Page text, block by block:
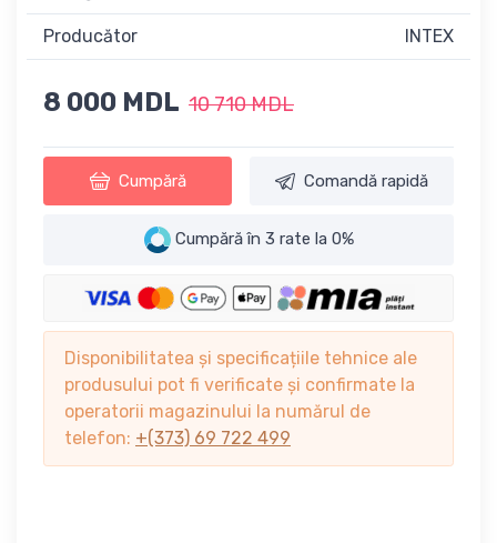
Producător INTEX
8 000 MDL 10 710 MDL
Cumpără Comandă rapidă
Cumpără în 3 rate la 0%
Disponibilitatea și specificațiile tehnice ale
produsului pot fi verificate și confirmate la
operatorii magazinului la numărul de
telefon: +(373) 69 722 499